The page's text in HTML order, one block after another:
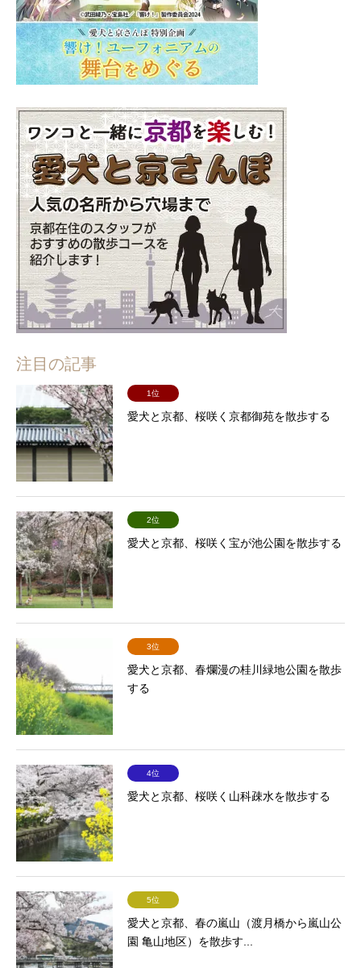
注目の記事
1位
愛犬と京都、桜咲く京都御苑を散歩する
2位
愛犬と京都、桜咲く宝が池公園を散歩する
3位
愛犬と京都、春爛漫の桂川緑地公園を散歩
する
4位
愛犬と京都、桜咲く山科疎水を散歩する
5位
愛犬と京都、春の嵐山（渡月橋から嵐山公
園 亀山地区）を散歩す...